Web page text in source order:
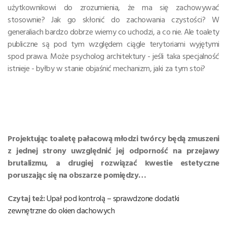
użytkownikowi do zrozumienia, że ma się zachowywać
stosownie? Jak go skłonić do zachowania czystości? W
generaliach bardzo dobrze wiemy co uchodzi, a co nie. Ale toalety
publiczne są pod tym względem ciągle terytoriami wyjętymi
spod prawa. Może psycholog architektury - jeśli taka specjalność
istnieje - byłby w stanie objaśnić mechanizm, jaki za tym stoi?
Projektując toaletę pałacową młodzi twórcy będą zmuszeni
z jednej strony uwzględnić jej odporność na przejawy
brutalizmu, a drugiej rozwiązać kwestie estetyczne
poruszając się na obszarze pomiędzy…
Czytaj też:Upał pod kontrolą – sprawdzone dodatki
zewnętrzne do okien dachowych